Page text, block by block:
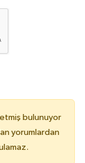
bulunuyor
yorumlardan